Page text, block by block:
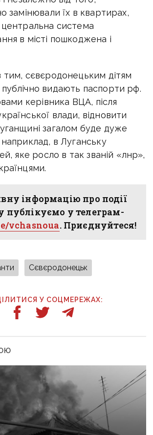
замінювали їх в квартирах,
система
в місті пошкоджена і
тим, сєвєродонецьким дітям
видають паспорти рф.
керівника ВЦА, після
влади, відновити
загалом буде дуже
в Луганську
яке росло в так званій «лнр»,
інформацію про події
публікуємо у телеграм-
vchasnoua. Приєднуйтеся!
Сєвєродонецьк
У СОЦМЕРЕЖАХ: